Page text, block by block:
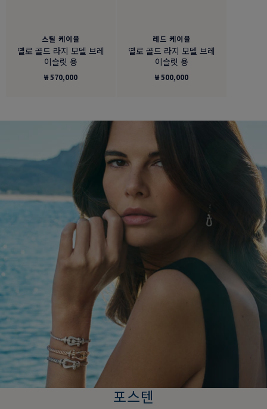
스틸 케이블
옐로 골드 라지 모델 브레
이슬릿 용
₩ 570,000
레드 케이블
옐로 골드 라지 모델 브레
이슬릿 용
₩ 500,000
포스텐